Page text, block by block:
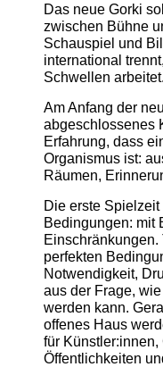
Das neue Gorki
zwischen Bühne
Schauspiel und
international
Schwellen arbeitet.
Am Anfang der
abgeschlossenes
Erfahrung, dass
Organismus ist:
Räumen,
Die erste
Bedingungen: mit
perfekten
Notwendigkeit,
aus der Frage,
werden kann.
offenes Haus
für
Öffentlichkeiten